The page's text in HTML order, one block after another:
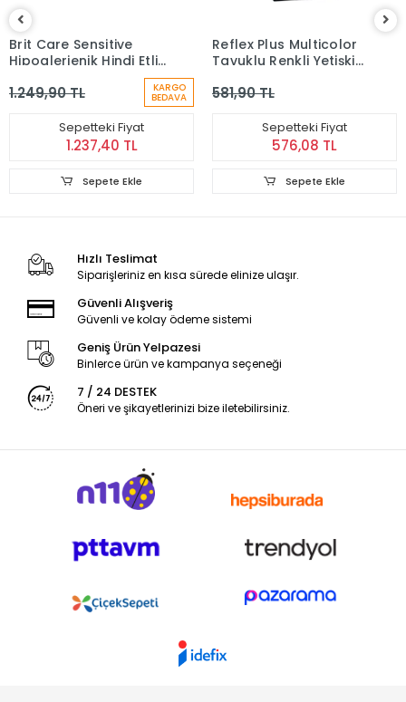
Brit Care Sensitive
Hipoalerjenik Hindi Etli
Kedi Maması 2 kg
1.249,90 TL KARGO
BEDAVA
Sepetteki Fiyat
1.237,40 TL
Sepete Ekle
Reflex Plus Multicolor
Tavuklu Renkli Yetişkin
581,90 TL
Sepetteki Fiyat
576,08 TL
Sepete Ekle
Hızlı Teslimat
Siparişleriniz en kısa sürede elinize ulaşır.
Güvenli Alışveriş
Güvenli ve kolay ödeme sistemi
Geniş Ürün Yelpazesi
Binlerce ürün ve kampanya seçeneği
7 / 24 DESTEK
Öneri ve şikayetlerinizi bize iletebilirsiniz.